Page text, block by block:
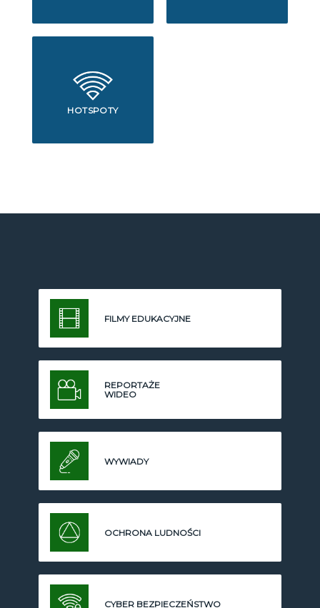
HOTSPOTY
FILMY EDUKACYJNE
REPORTAŻE
WIDEO
WYWIADY
OCHRONA LUDNOŚCI
CYBER BEZPIECZEŃSTWO